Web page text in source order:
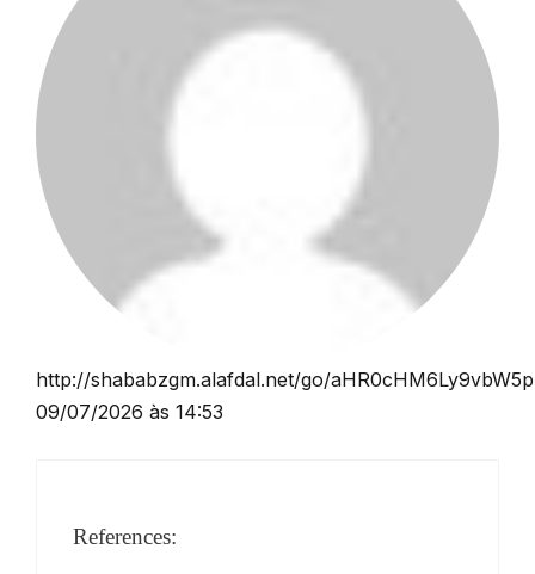
http://shababzgm.alafdal.net/go/
09/07/2026 às 14:53
References: